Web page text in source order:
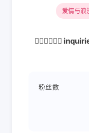
爱情与浪
🏳️‍🌈🏳️‍🌈🏳️‍🌈
粉丝数